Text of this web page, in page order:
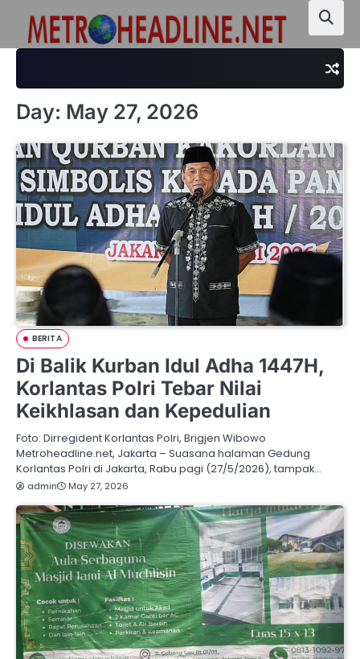
content
Day: May 27, 2026
BERITA
Di Balik Kurban Idul Adha 1447H,
Korlantas Polri Tebar Nilai
Keikhlasan dan Kepedulian
Foto: Dirregident Korlantas Polri, Brigjen Wibowo
Metroheadline.net, Jakarta – Suasana halaman Gedung
Korlantas Polri di Jakarta, Rabu pagi (27/5/2026), tampak…
admin May 27, 2026